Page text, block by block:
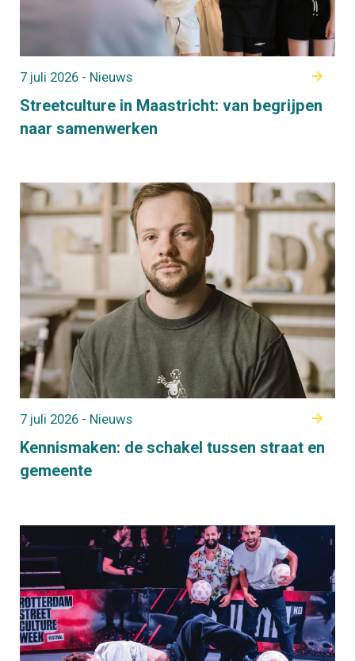
Streetculture in Maastricht: van begrijpen
naar samenwerken
7 juli 2026 - Nieuws
Kennismaken: de schakel tussen straat en
gemeente
7 juli 2026 - Nieuws